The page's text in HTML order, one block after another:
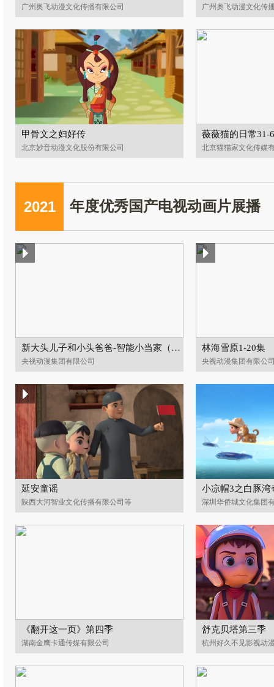
广州奥飞动漫文化传播有限公司 广州奥飞动漫文化传
甲骨文之妇好传
北京妙音动漫文化股份有限公司
薇薇猫的日常31-
北京猫猫家文化传媒
2021 年度优秀国产电视动画片展播
新大头儿子和小头爸爸-智能小当家（1-100集）
央视动漫集团有限公司
林海雪原1-20集
央视动漫集团有限公
延安童谣
陕西大河智业文化传播有限公司等
小凉帽3之白豚湾
深圳华侨城文化集团
《翻开这一页》第四季
湖南金鹰卡通传媒有限公司
舒克贝塔第三季
杭州好久不见影视动